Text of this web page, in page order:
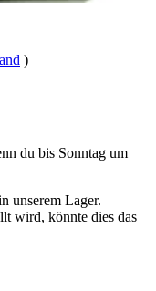
)
du bis Sonntag um
unserem Lager.
wird, könnte dies das